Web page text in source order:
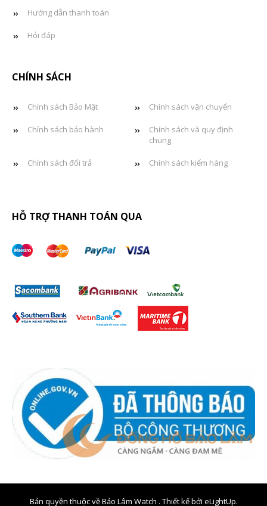
Hướng dẫn thanh toán
Hỏi đáp
CHÍNH SÁCH
Chính sách Bảo Mật Chính sách vận chuyển
Chính sách bảo hành
Chính sách và quy định
chung
Chính sách đổi trả Chính sách kiểm hàng
HỖ TRỢ THANH TOÁN QUA
Bản quyền thuộc về Bảo Lâm Watch . Thiết kế bởi eLightUp.